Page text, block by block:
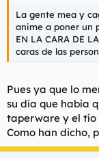
La gente mea y
anime a poner un
EN LA CARA DE
caras de las
Pues ya que lo
su día que había
taperware y el tío
Como han dicho,